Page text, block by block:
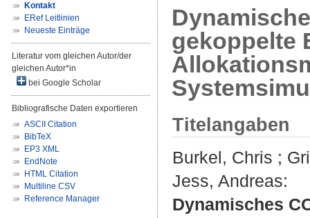
Kontakt
ERef Leitlinien
Neueste Einträge
Literatur vom gleichen Autor/der
gleichen Autor*in
bei Google Scholar
Bibliografische Daten exportieren
ASCII Citation
BibTeX
EP3 XML
EndNote
HTML Citation
Multiline CSV
Reference Manager
gekoppelte
Titelangaben
Burkel, Chris ;
Jess, Andreas:
Dynamisches